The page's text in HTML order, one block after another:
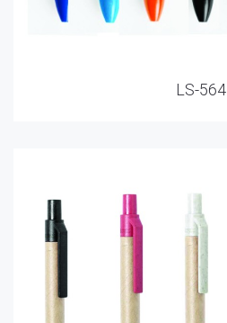
LS-564